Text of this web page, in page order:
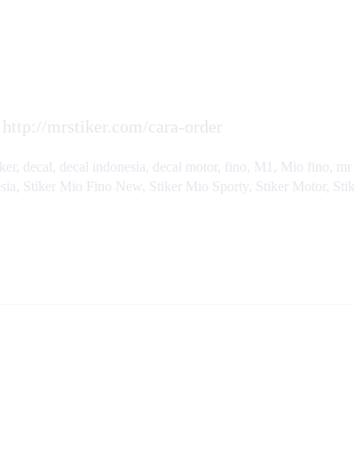
http://mrstiker.com/cara-order
decal decal indonesia decal motor fino M1 Mio fino
Stiker Mio Fino New Stiker Mio Sporty Stiker Motor